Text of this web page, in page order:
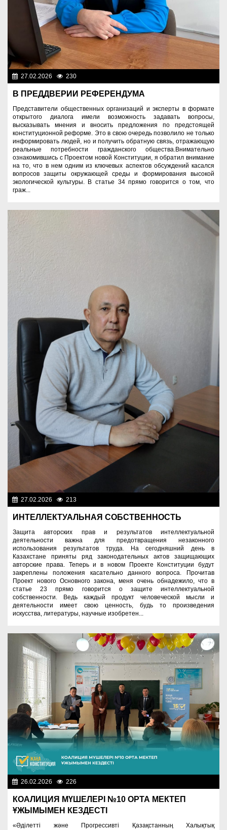
27.02.2026 230
В ПРЕДДВЕРИИ РЕФЕРЕНДУМА
Представители общественных организаций и эксперты в формате
открытого диалога имели возможность задавать вопросы,
высказывать мнения и вносить предложения по предстоящей
конституционной реформе. Это в свою очередь позволило не только
информировать людей, но и получить обратную связь, отражающую
реальные потребности гражданского общества.Внимательно
ознакомившись с Проектом новой Конституции, я обратил внимание
на то, что в нем одним из ключевых аспектов обсуждений касался
вопросов защиты окружающей среды и формирования высокой
экологической культуры. В статье 34 прямо говорится о том, что
граж...
27.02.2026 213
ИНТЕЛЛЕКТУАЛЬНАЯ СОБСТВЕННОСТЬ
Защита авторских прав и результатов интеллектуальной
деятельности важна для предотвращения незаконного
использования результатов труда. На сегодняшний день в
Казахстане приняты ряд законодательных актов защищающих
авторские права. Теперь и в новом Проекте Конституции будут
закреплены положения касательно данного вопроса. Прочитав
Проект нового Основного закона, меня очень обнадежило, что в
статье 23 прямо говорится о защите интеллектуальной
собственности. Ведь каждый продукт человеческой мысли и
деятельности имеет свою ценность, будь то произведения
искусства, литературы, научные изобретен...
26.02.2026 226
КОАЛИЦИЯ МҮШЕЛЕРІ №10 ОРТА МЕКТЕП
ҰЖЫМЫМЕН КЕЗДЕСТІ
«Әділетті және Прогрессивті Қазақстанның Халықтық